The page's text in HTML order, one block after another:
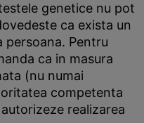
genetice nu pot
ca exista un
persoana. Pentru
ca in masura
(nu numai
competenta
realizarea